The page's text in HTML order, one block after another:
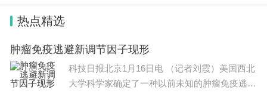
地local养老的地方，就没啥就业机会，不像Reading
那种还有个小硅谷之称。布里斯托你要就业，就要去
伦敦，布里斯托去伦敦得两小时。
热点精选
肿瘤免疫逃避新调节因子现形
科技日报北京1月16日电 （记者刘霞）美国西北
大学科学家确定了一种以前未知的肿瘤免疫逃避